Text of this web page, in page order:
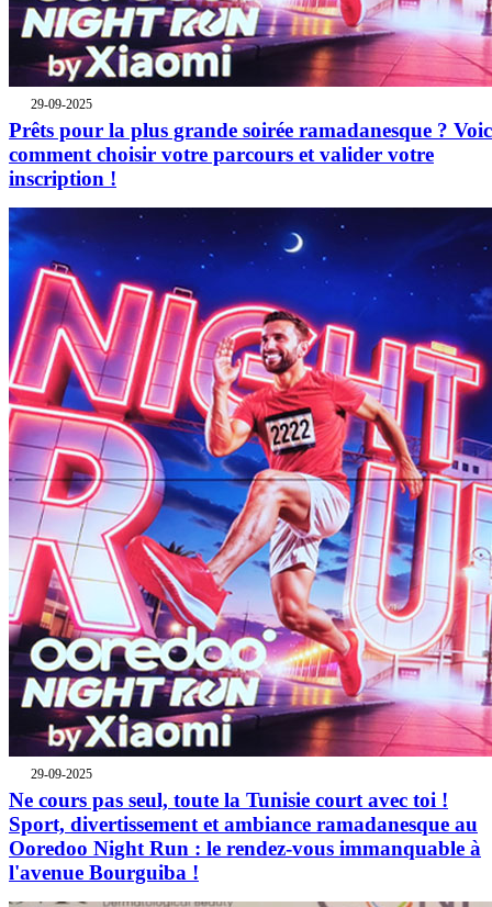
29-09-2025
Prêts pour la plus grande soirée ramadanesque ?
comment choisir votre parcours et valider votre
inscription !
29-09-2025
Ne cours pas seul, toute la Tunisie court avec toi !
Sport, divertissement et ambiance ramadanesque au
Ooredoo Night Run : le rendez-vous immanquable à
l'avenue Bourguiba !